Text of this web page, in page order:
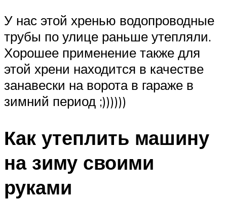
У нас этой хренью водопроводные
трубы по улице раньше утепляли.
Хорошее применение также для
этой хрени находится в качестве
занавески на ворота в гараже в
зимний период ;))))))
Как утеплить машину
на зиму своими
руками